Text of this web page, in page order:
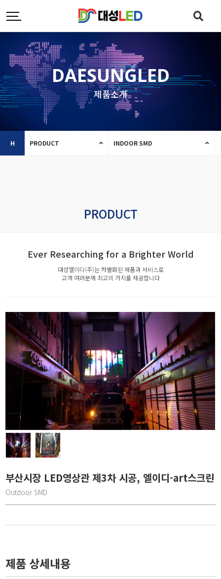
DAESUNGLED
제품소개
H PRODUCT INDOOR SMD
PRODUCT
Ever Researching for a Brighter World
대성엘이디(주)는 차별화된 제품과 서비스로
고객 여러분께 최고의 가치를 제공합니다
부산시장 LED영상관 제3차 시공, 엘이디-art스크린
Outdoor SMD
제품 상세내용